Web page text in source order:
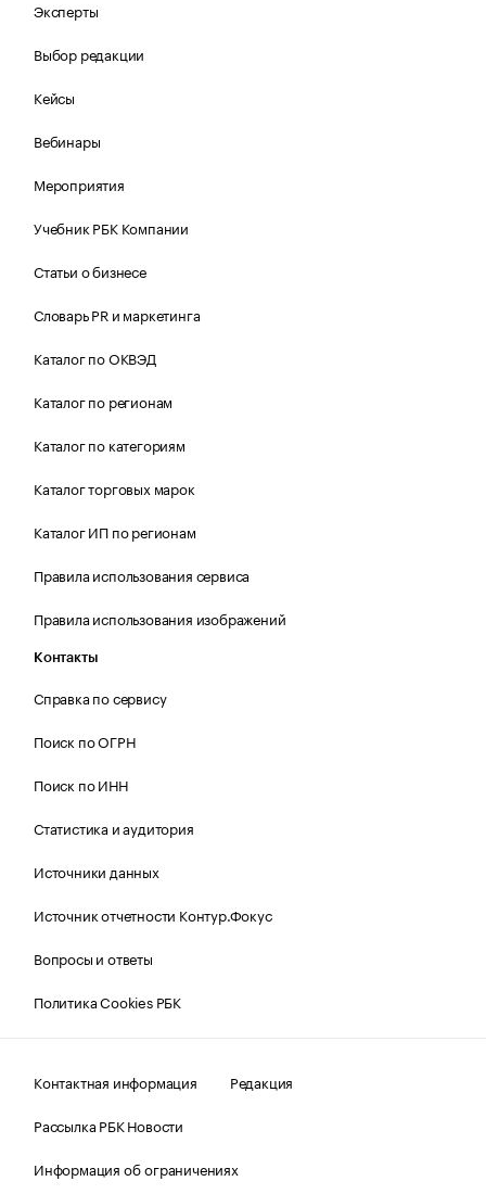
Эксперты
Выбор редакции
Кейсы
Вебинары
Мероприятия
Учебник РБК Компании
Статьи о бизнесе
Словарь PR и маркетинга
Каталог по ОКВЭД
Каталог по регионам
Каталог по категориям
Каталог торговых марок
Каталог ИП по регионам
Правила использования сервиса
Правила использования изображений
Контакты
Справка по сервису
Поиск по ОГРН
Поиск по ИНН
Статистика и аудитория
Источники данных
Источник отчетности Контур.Фокус
Вопросы и ответы
Политика Cookies РБК
Контактная информация
Редакция
Рассылка РБК Новости
Информация об ограничениях